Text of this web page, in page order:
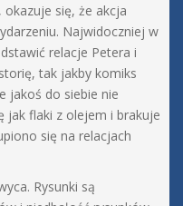
się, że akcja
Najwidoczniej w
relacje Petera i
tak jakby komiks
jakoś do siebie nie
jak flaki z olejem i brakuje
się na relacjach
Rysunki są